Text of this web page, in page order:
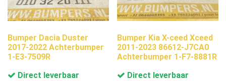
Bumper Dacia Duster
2017-2022 Achterbumper
1-E3-7509R
Direct leverbaar
Bumper Kia X-ceed Xceed
2011-2023 86612-J7CA0
Achterbumper 1-F7-8881R
Direct leverbaar